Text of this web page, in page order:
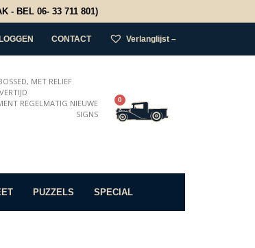
- BEL 06- 33 711 801)
CONTACT Verlanglijst –
MET RELIEF
REGELMATIG NIEUWE
SIGNS
0
PUZZELS SPECIAL